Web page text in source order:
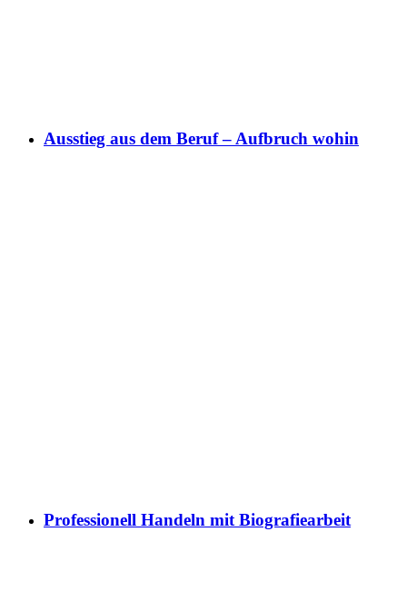
Ausstieg aus dem Beruf – Aufbruch wohin
Professionell Handeln mit Biografiearbeit